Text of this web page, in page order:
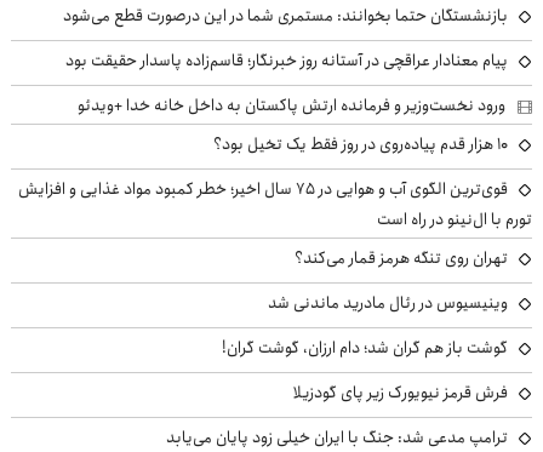
بازنشستگان حتما بخوانند: مستمری شما در این درصورت قطع می‌شود
پیام معنادار عراقچی در آستانه روز خبرنگار؛ قاسم‌زاده پاسدار حقیقت بود
ورود نخست‌وزیر و فرمانده ارتش پاکستان به داخل خانه خدا +ویدئو
۱۰ هزار قدم پیاده‌روی در روز فقط یک تخیل بود؟
قوی‌ترین الگوی آب و هوایی در ۷۵ سال اخیر؛ خطر کمبود مواد غذایی و افزایش
تورم با ال‌نینو در راه است
تهران روی تنگه هرمز قمار می‌کند؟
وینیسیوس در رئال مادرید ماندنی شد
گوشت باز هم گران شد؛ دام ارزان، گوشت گران!
فرش قرمز نیویورک زیر پای گودزیلا
ترامپ مدعی شد: جنگ با ایران خیلی زود پایان می‌یابد